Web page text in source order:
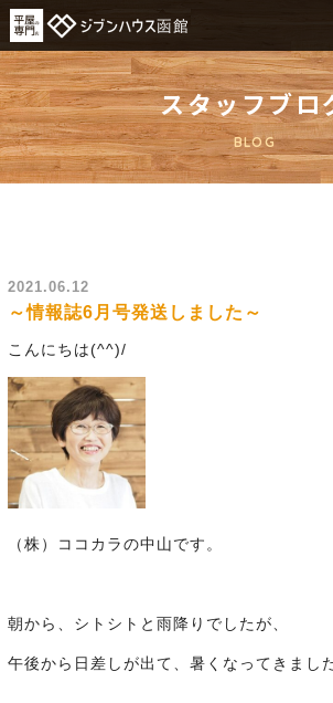
スタッフブロ
BLOG
2021.06.12
～情報誌6月号発送しました～
こんにちは(^^)/
（株）ココカラの中山です。
朝から、シトシトと雨降りでしたが、
午後から日差しが出て、暑くなってきました